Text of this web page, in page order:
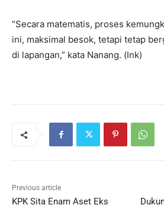
“Secara matematis, proses
ini, maksimal besok, tetapi tetap
di lapangan,” kata Nanang. (Ink)
Previous article
KPK Sita Enam Aset Eks